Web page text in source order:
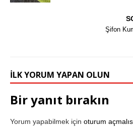
Şifon
İLK YORUM YAPAN OLUN
Bir yanıt bırakın
Yorum yapabilmek için oturum